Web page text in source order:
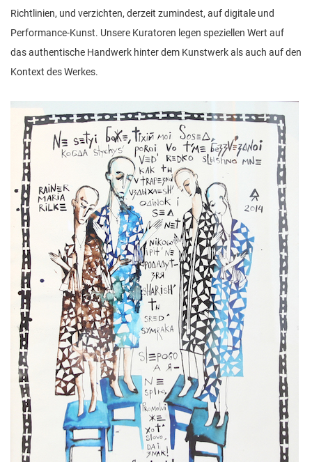
Richtlinien, und verzichten, derzeit zumindest, auf digitale und
Performance-Kunst. Unsere Kuratoren legen speziellen Wert auf
das authentische Handwerk hinter dem Kunstwerk als auch auf den
Kontext des Werkes.